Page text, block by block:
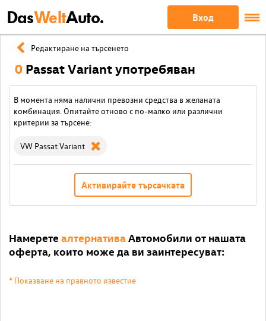
DasWeltAuto. Вход
Редактиране на търсенето
0 Passat Variant употребяван
В момента няма налични превозни средства в желаната
комбинация. Опитайте отново с по-малко или различни
критерии за търсене:
VW Passat Variant
Активирайте търсачката
Намерете алтернативаАвтомобили от нашата
оферта, които може да ви заинтересуват:
* Показване на правното известие